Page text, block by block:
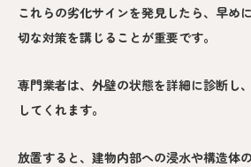
これらの劣化サインを発見したら、早め
切な対策を講じることが重要です。
専門業者は、外壁の状態を詳細に診断し
してくれます。
放置すると、建物内部への浸水や構造体